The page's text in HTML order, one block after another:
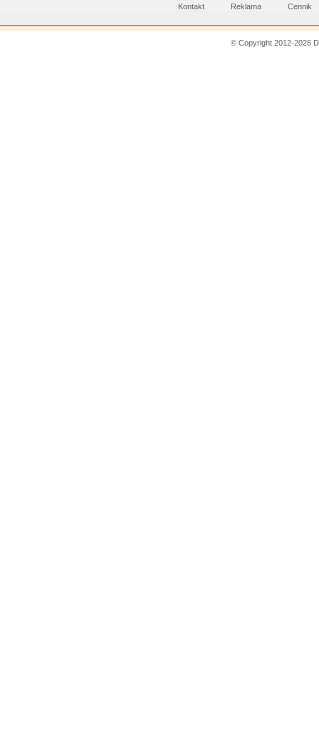
Kontakt Reklama Cennik
© Copyright 2012-2026